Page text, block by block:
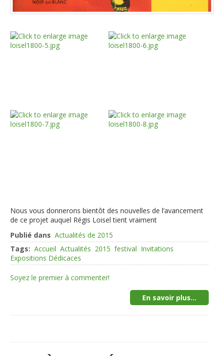
Nous vous donnerons bientôt des nouvelles de l’avancement
de ce projet auquel Régis Loisel tient vraiment
Publié dans Actualités de 2015
Tags: Accueil Actualités 2015 festival Invitations
Expositions Dédicaces
Soyez le premier à commenter!
En savoir plus...